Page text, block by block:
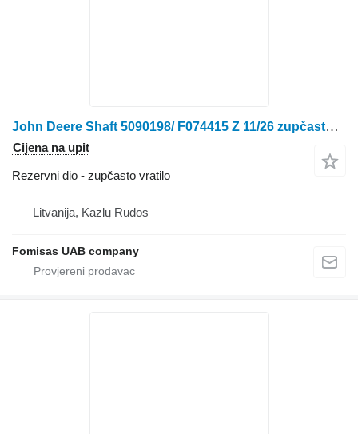
John Deere Shaft 5090198/ F074415 Z 11/26 zupčasto vratilo za John Deere traktora točkaša
Cijena na upit
Rezervni dio - zupčasto vratilo
Litvanija, Kazlų Rūdos
Fomisas UAB company